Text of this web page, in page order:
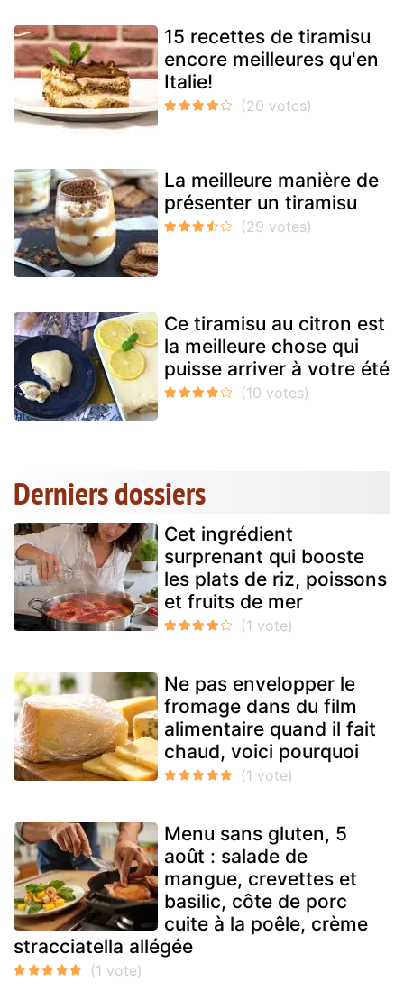
15 recettes de tiramisu
encore meilleures qu'en
Italie!
La meilleure manière de
présenter un tiramisu
Ce tiramisu au citron est
la meilleure chose qui
puisse arriver à votre été
Derniers dossiers
Cet ingrédient
surprenant qui booste
les plats de riz, poissons
et fruits de mer
Ne pas envelopper le
fromage dans du film
alimentaire quand il fait
chaud, voici pourquoi
Menu sans gluten, 5
août : salade de
mangue, crevettes et
basilic, côte de porc
cuite à la poêle, crème
stracciatella allégée